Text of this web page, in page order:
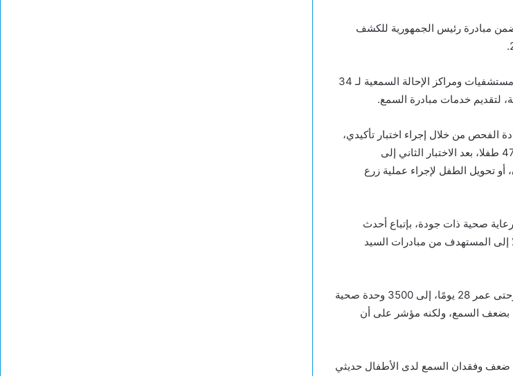
خدمات الفحص السمعي لـ 4 ملايين و422 ألف طفل، ضمن مبادرة رئيس الجمهورية للكشف
وأشار الدكتور حسام عبدالغفار، المتحدث الرسمي لوزارة الصحة والسكان، إلى زيادة أعداد مستشفيات ومراكز الإحالة السمعية لـ 34
تم فحصهم لإعادة الفحص من خلال إجراء اختبار تأكيدي،
بعد أسبوع من الفحص الأول، وفي نفس الوحدة التي تم فحصهم بها، كما تم تحويل 27 ألف478 طفلا، بعد الاختبار الثاني إلى
أو تحويل الطفل لإجراء عملية زرع
صحية ذات جودة، بإتباع أحدث
إلى المستهدف من مبادرات السيد
ونوه «عبدالغفار» إلى زيادة عدد مراكز فحص الكشف السمعي للأطفال بدءً من يوم الولادة وحتى عمر 28 يومًا، إلى 3500 وحدة صحية
بضعف السمع، ولكنه مؤشر على أن
ضعف وفقدان السمع لدى الأطفال حديثي